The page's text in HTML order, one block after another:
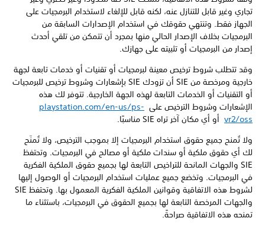
تجاري وغير قابل للتنازل عنه، لكنه قابل للإلغاء لاستخدام البرمجيات على
الجهاز فقط. وتنتهي حقوقك في استخدام الإصدارات السابقة من
البرمجيات بخلاف الإصدار الحالي منها بمجرد أن تتمكن من تلقي أحدث
إصدار من البرمجيات أو تثبيته على جهازك.
وقد تتطلب شروط ترخيص معينة لبرمجيات أو تقنيات أو خدمات تابعة لجهة
خارجية ومرخصة من SIE أن تزودك SIE بإشعارات وشروط ترخيص للبرمجيات
أو التقنيات أو الخدمات التابعة لهذه الجهة الخارجية. تتوفر لك هذه
الإشعارات وشروط الترخيص على playstation.com/en-us/ps-
vr2/oss أو أي مكان آخر تراه SIE مناسبًا.
ولا تُمنح جميع حقوق استخدام البرمجيات إلا بموجب الترخيص، ولا تُمنَح
لك أي حقوق ملكية أو سندات ملكية أو مصالح في البرمجيات. وتحتفظ
SIE والجهات المانحة للتراخيص التابعة لها بجميع حقوق الملكية الفكرية
في البرمجيات. وتخضع جميع عمليات استخدام البرمجيات أو الوصول إليها
لشروط هذه الاتفاقية وقوانين الملكية الفكرية المعمول بها. وتحتفظ SIE
والجهات المرخصة التابعة لها بجميع الحقوق في البرمجيات، باستثناء ما
تمنحه هذه الاتفاقية صراحةً.